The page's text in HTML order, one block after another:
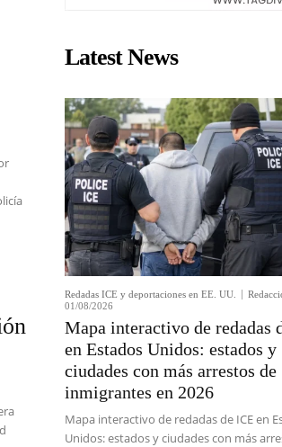
Latest News
Redadas ICE y deportaciones en EE. UU.
01/08/2026
Mapa interactivo de redadas
en Estados Unidos: estados y
ciudades con más arrestos de
inmigrantes en 2026
Mapa interactivo de redadas de ICE en
Unidos: estados y ciudades con más